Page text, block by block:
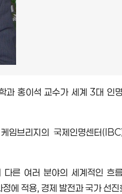
과 홍이석 교수가 세계 3대 인
임브리지의 국제인명센터
른 여러 분야의 세계적인 흐
정에 적용, 경제 발전과 국가 선